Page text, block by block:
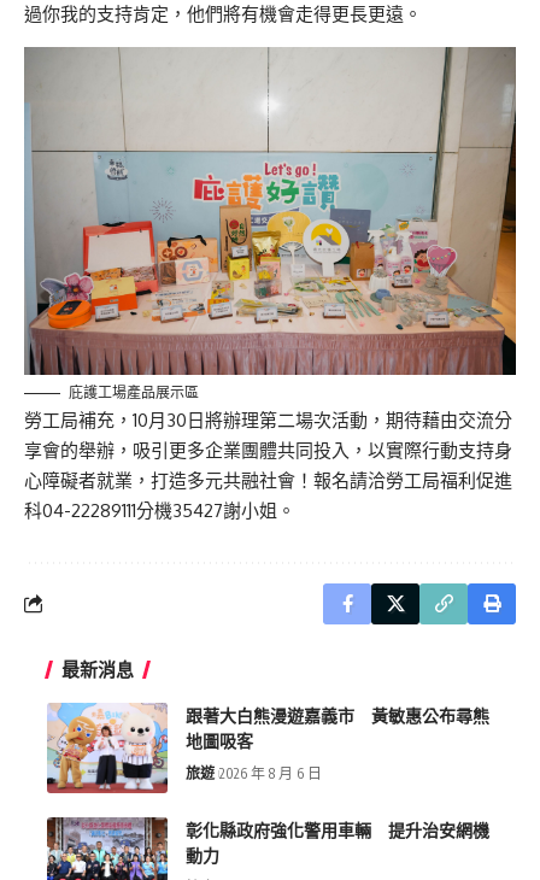
過你我的支持肯定，他們將有機會走得更長更遠。
庇護工場產品展示區
勞工局補充，10月30日將辦理第二場次活動，期待藉由交流分
享會的舉辦，吸引更多企業團體共同投入，以實際行動支持身
心障礙者就業，打造多元共融社會！報名請洽勞工局福利促進
科04-22289111分機35427謝小姐。
最新消息
跟著大白熊漫遊嘉義市 黃敏惠公布尋熊
地圖吸客
旅遊 2026 年 8 月 6 日
彰化縣政府強化警用車輛 提升治安網機
動力